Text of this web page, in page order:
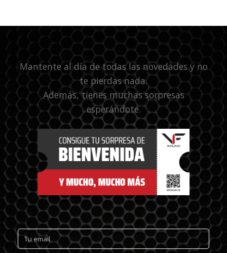
Mantente al día de todas las novedades y no
te pierdas nada.
Además, tienes muchas sorpresas
esperándote.